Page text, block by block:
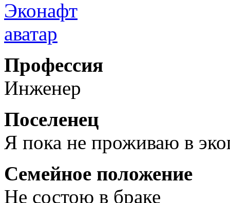
Профессия
Инженер
Поселенец
Я пока не проживаю в
Семейное положение
Не состою в браке